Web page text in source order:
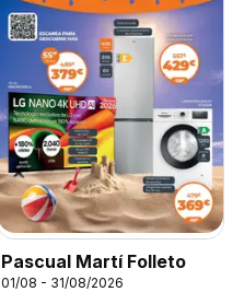
Pascual Martí Folleto
01/08 - 31/08/2026